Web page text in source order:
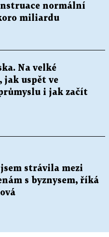
normální
miliardu
Na velké
jak uspět ve
i jak začít
strávila mezi
s byznysem, říká